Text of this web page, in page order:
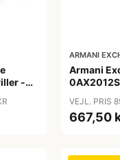
-
ARMANI
Armani
VEJL. PRIS
667,50